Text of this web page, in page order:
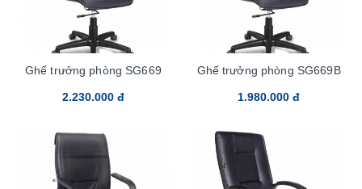
Ghế trưởng phòng SG669
2.230.000 đ
Ghế trưởng phòng SG669B
1.980.000 đ